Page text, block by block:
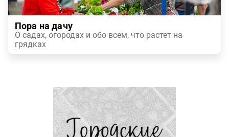
Пора на дачу
О садах, огородах и обо всем, что растет на
грядках